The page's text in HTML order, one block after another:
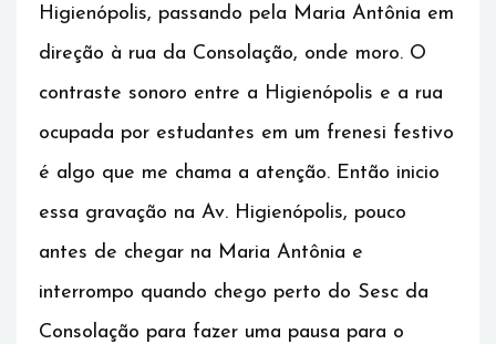
Higienópolis, passando pela Maria Antônia em
direção à rua da Consolação, onde moro. O
contraste sonoro entre a Higienópolis e a rua
ocupada por estudantes em um frenesi festivo
é algo que me chama a atenção. Então inicio
essa gravação na Av. Higienópolis, pouco
antes de chegar na Maria Antônia e
interrompo quando chego perto do Sesc da
Consolação para fazer uma pausa para o